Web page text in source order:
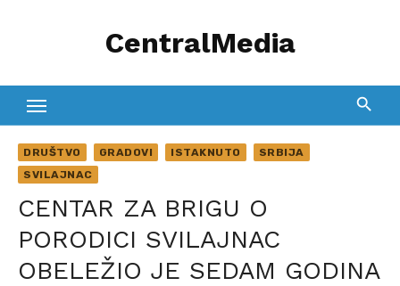
CentralMedia
DRUŠTVO GRADOVI ISTAKNUTO
SRBIJA
SVILAJNAC
CENTAR ZA BRIGU O
PORODICI SVILAJNAC
OBELEŽIO JE SEDAM GODINA